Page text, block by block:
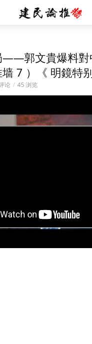
——郭文貴爆料對
墙 7 ）《 明鏡特
论 45 浏览